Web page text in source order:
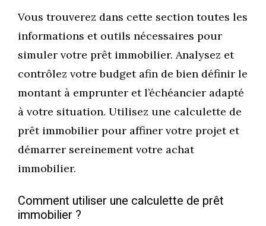
Vous trouverez dans cette section toutes les
informations et outils nécessaires pour
simuler votre prêt immobilier. Analysez et
contrôlez votre budget afin de bien définir le
montant à emprunter et l’échéancier adapté
à votre situation. Utilisez une calculette de
prêt immobilier pour affiner votre projet et
démarrer sereinement votre achat
immobilier.
Comment utiliser une calculette de prêt
immobilier ?